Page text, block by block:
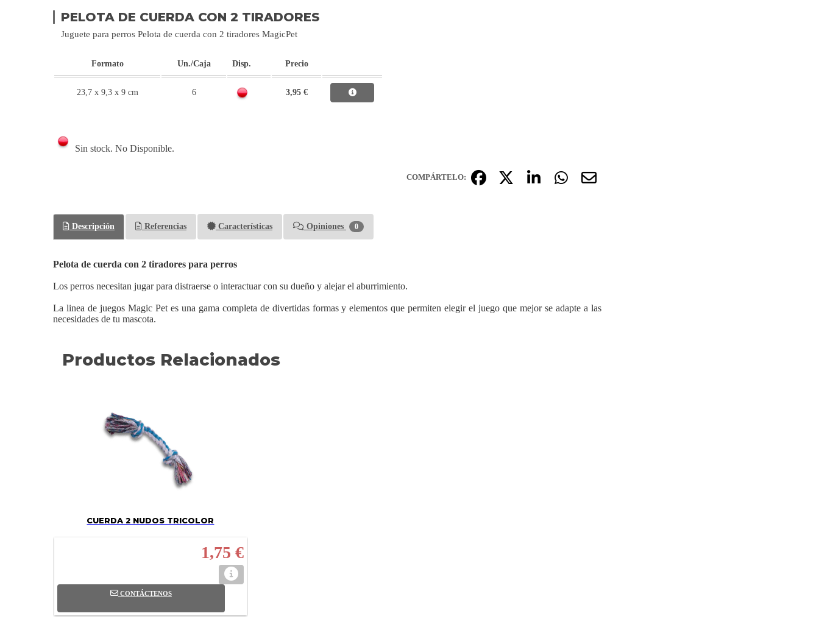
PELOTA DE CUERDA CON 2 TIRADORES
Juguete para perros Pelota de cuerda con 2 tiradores MagicPet
Formato Un./Caja Disp. Precio
23,7 x 9,3 x 9 cm 6 3,95 €
Sin stock. No Disponible.
COMPÁRTELO:
Descripción Referencias Características Opiniones 0
Pelota de cuerda con 2 tiradores para perros
Los perros necesitan jugar para distraerse o interactuar con su dueño y alejar el aburrimiento.
La linea de juegos Magic Pet es una gama completa de divertidas formas y elementos que permiten elegir el juego que mejor se adapte a las
necesidades de tu mascota.
Productos Relacionados
CUERDA 2 NUDOS TRICOLOR
1,75 €
CONTÁCTENOS